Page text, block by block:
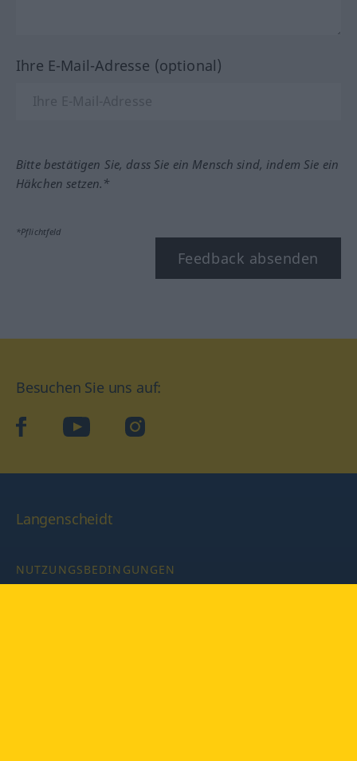
Ihre E-Mail-Adresse (optional)
Bitte bestätigen Sie, dass Sie ein Mensch sind, indem Sie ein
Häkchen setzen.*
*Pflichtfeld
Feedback absenden
Besuchen Sie uns auf:
facebookYouTube Instagram
Langenscheidt
NUTZUNGSBEDINGUNGEN